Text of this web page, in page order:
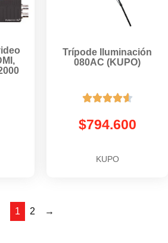
Trípode Iluminación
080AC (KUPO)

$794.600
KUPO
1 2 →